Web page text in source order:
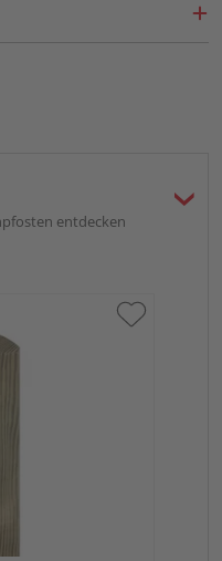
entdecken